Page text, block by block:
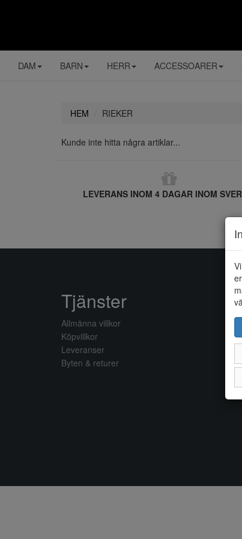
DAM BARN HERR ACCESSOARER
HEM RIEKER
Kunde inte hitta några artiklar...
LEVERANS INOM 4 DAGAR INOM
Tjänster
Allmänna villkor
Köpvillkor
Leveranser
Byten & returer